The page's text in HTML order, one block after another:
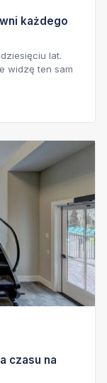
każdego
lat.
widzę ten sam
czasu na